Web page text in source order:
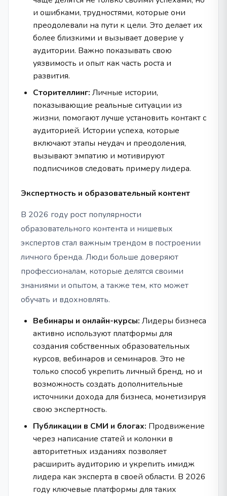
и ошибками, трудностями, которые они
преодолевали на пути к цели. Это делает их
более близкими и вызывает доверие у
аудитории. Важно показывать свою
уязвимость и опыт как часть роста и
развития.
Сторителлинг: Личные истории,
показывающие реальные ситуации из
жизни, помогают лучше установить контакт с
аудиторией. Истории успеха, которые
включают этапы неудач и преодоления,
вызывают эмпатию и мотивируют
подписчиков следовать примеру лидера.
Экспертность и образовательный контент
В 2026 году рост популярности
образовательного контента и нишевых
экспертов стал важным трендом в построении
личного бренда. Люди больше доверяют
профессионалам, которые делятся своими
знаниями и опытом, а также тем, кто может
обучать и вдохновлять.
Вебинары и онлайн-курсы: Лидеры бизнеса
активно используют платформы для
создания собственных образовательных
курсов, вебинаров и семинаров. Это не
только способ укрепить личный бренд, но и
возможность создать дополнительные
источники дохода для бизнеса, монетизируя
свою экспертность.
Публикации в СМИ и блогах: Продвижение
через написание статей и колонки в
авторитетных изданиях позволяет
расширить аудиторию и укрепить имидж
лидера как эксперта в своей области. В 2026
году ключевые платформы для таких